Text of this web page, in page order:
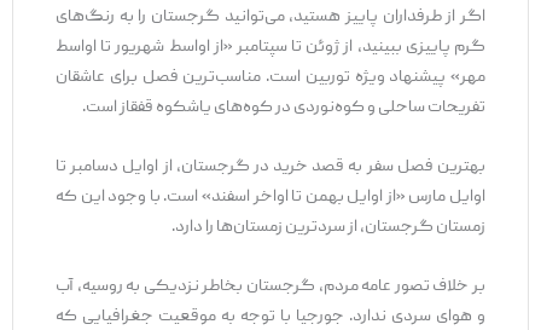
اگر از طرفداران پاییز هستید، می‌توانید گرجستان را به رنگ‌های
گرم پاییزی ببینید، از ژوئن تا سپتامبر «از اواسط شهریور تا اواسط
مهر» پیشنهاد ویژه توربین است. مناسب‌ترین فصل برای عاشقان
تفریحات ساحلی و کوه‌نوردی در کوه‌های یاشکوه قفقاز است.
بهترین فصل سفر به قصد خرید در گرجستان، از اوایل دسامبر تا
اوایل مارس «از اوایل بهمن تا اواخر اسفند» است. با وجود این که
زمستان گرجستان، از سردترین زمستان‌ها را دارد.
بر خلاف تصور عامه مردم، گرجستان بخاطر نزدیکی به روسیه، آب
و هوای سردی ندارد. جورجیا با توجه به موقعیت جغرافیایی‌ که